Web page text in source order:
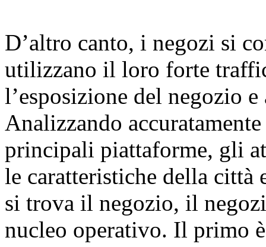
D’altro canto, i negozi si
utilizzano il loro forte
l’esposizione del negozio
Analizzando
principali piattaforme, gli
le caratteristiche della
si trova il negozio, il
nucleo operativo. Il primo